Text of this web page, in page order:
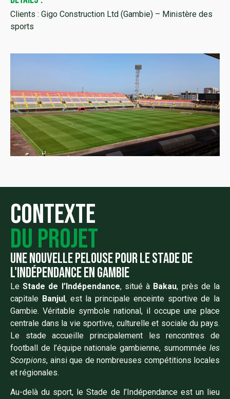
Clients : Gigo Construction Ltd (Gambie) – Ministère des
sports
Contexte
du projet
une nouvelle pelouse pour le stade de
l'indépendance en gambie
LeStade de l’Indépendance, situé à Bakau, près de la
capitale Banjul, est la principale enceinte sportive de la
Gambie. Véritable symbole national, il occupe une place
centrale dans la vie sportive, culturelle et sociale du pays.
Le stade accueille principalement les rencontres de
football de l’équipe nationale gambienne, surnommée les
Scorpions, ainsi que de nombreuses compétitions locales
et régionales.
Au-delà du sport, le Stade de l’Indépendance est un lieu